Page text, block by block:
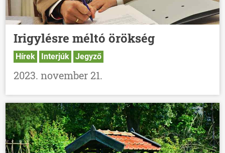
Irigylésre méltó örökség
Hírek Interjúk Jegyző
2023. november 21.